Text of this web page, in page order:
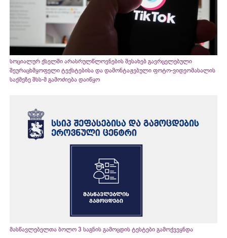
სოციალურ ქსელში არასრულწლოვნების შესახებ გავრცელებული
შეურაცხმყოფელი ტექსტებისა და დამონტაჟებული ფოტო-ვიდეომასალის
საქმეზე შსს-მ გამოძიება დაიწყო
მასწავლებელთა ბოლო 3 საგნის გამოცდის ტესტები გამოქვეყნდა